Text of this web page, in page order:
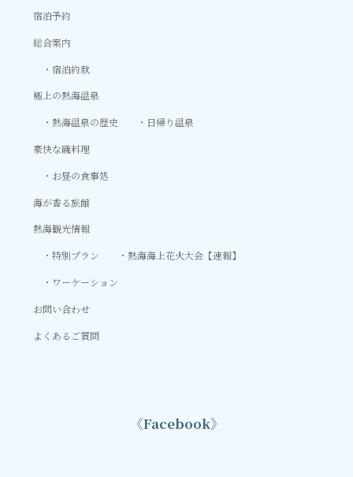
宿泊予約
総合案内
宿泊約款
極上の熱海温泉
熱海温泉の歴史
日帰り温泉
豪快な磯料理
お昼の食事処
海が香る旅館
熱海観光情報
特別プラン
熱海海上花火大会【速報】
ワーケーション
お問い合わせ
よくあるご質問
《Facebook》